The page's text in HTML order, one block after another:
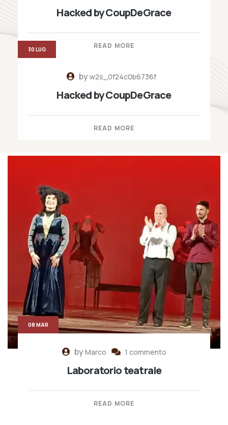
Hacked by CoupDeGrace
READ MORE
byw2s_0f24c0b6736f
Hacked by CoupDeGrace
READ MORE
30 LUG
byMarco 1 commento
Laboratorio teatrale
READ MORE
08 MAR